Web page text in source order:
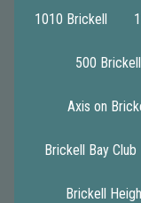
1010 Brickell
500
Axis on
Brickell Bay Club
Brickell